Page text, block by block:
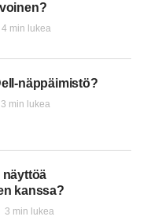
4 min lukea
näppäimistö?
3 min lukea
näyttöä
kanssa?
3 min lukea